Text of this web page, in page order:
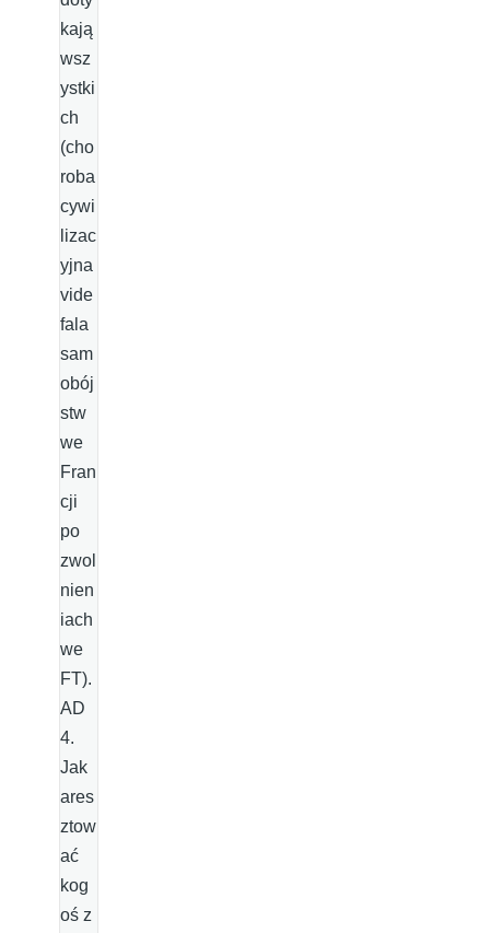
kają
wsz
ystki
ch
(cho
roba
cywi
lizac
yjna
vide
fala
sam
obój
stw
we
Fran
cji
po
zwol
nien
iach
we
FT).
AD
4.
Jak
ares
ztow
ać
kog
oś z